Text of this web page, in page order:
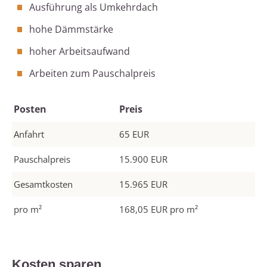
Ausführung als Umkehrdach
hohe Dämmstärke
hoher Arbeitsaufwand
Arbeiten zum Pauschalpreis
Posten Preis
Anfahrt 65 EUR
Pauschalpreis 15.900 EUR
Gesamtkosten 15.965 EUR
pro m² 168,05 EUR pro m²